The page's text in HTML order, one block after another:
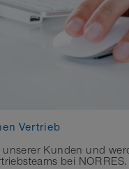
Vertrieb
Kunden und
bei NORRES.